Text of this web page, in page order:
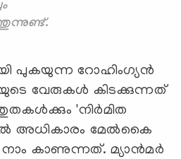
പുകയുന്ന റോഹിംഗ്യന്‍
വേരുകള്‍ കിടക്കുന്നത്
'നിര്‍മിത
അധികാരം മേല്‍കൈ
കാണുന്നത്. മ്യാന്‍മര്‍